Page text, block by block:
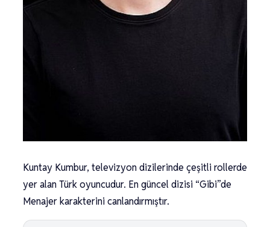
Kuntay Kumbur, televizyon dizilerinde çeşitli rollerde
yer alan Türk oyuncudur. En güncel dizisi “Gibi”de
Menajer karakterini canlandırmıştır.